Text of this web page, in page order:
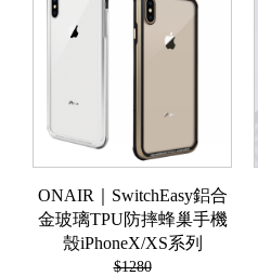
ONAIR｜SwitchEasy鋁合
金玻璃TPU防摔蜂巢手機
殼iPhoneX/XS系列
$1280